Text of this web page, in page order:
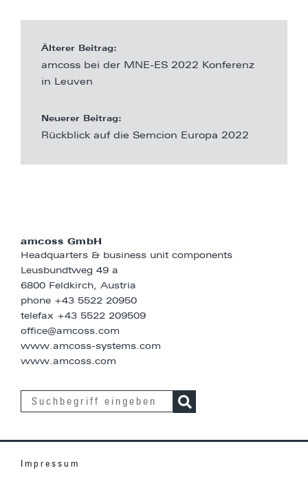
Älterer Beitrag:
amcoss bei der MNE-ES 2022 Konferenz
in Leuven
Neuerer Beitrag:
Rückblick auf die Semcion Europa 2022
amcoss GmbH
Headquarters & business unit components
Leusbundtweg 49 a
6800 Feldkirch, Austria
phone +43 5522 20950
telefax +43 5522 209509
office@amcoss.com
www.amcoss-systems.com
www.amcoss.com
Impressum